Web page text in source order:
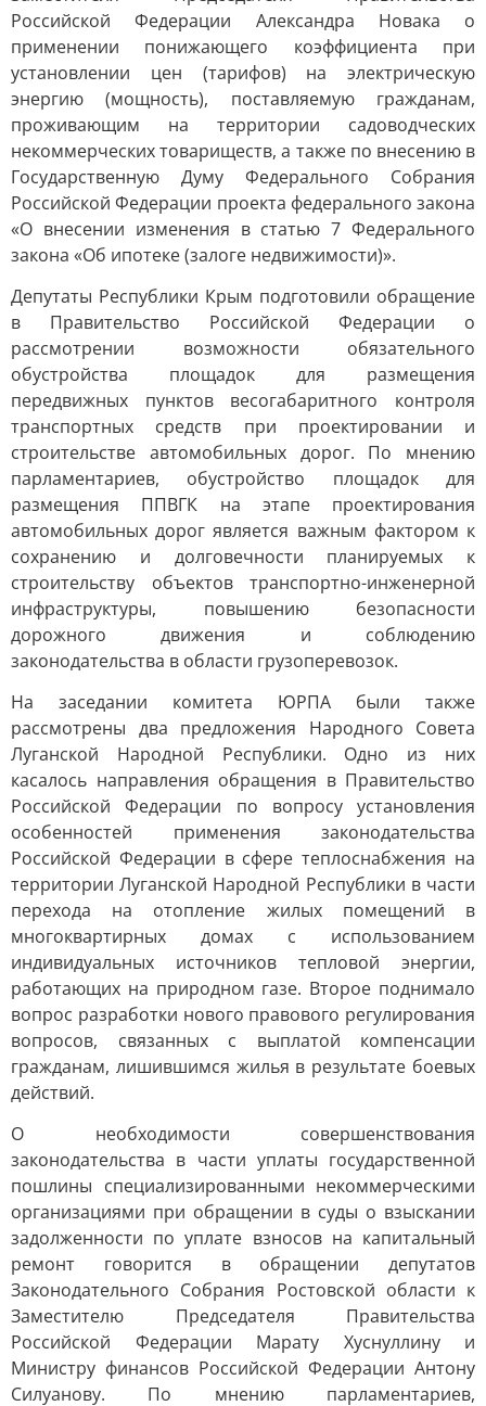
Российской Федерации Александра Новака о
применении понижающего коэффициента при
установлении цен (тарифов) на электрическую
энергию (мощность), поставляемую гражданам,
проживающим на территории садоводческих
некоммерческих товариществ, а также по внесению в
Государственную Думу Федерального Собрания
Российской Федерации проекта федерального закона
«О внесении изменения в статью 7 Федерального
закона «Об ипотеке (залоге недвижимости)».
Депутаты Республики Крым подготовили обращение
в Правительство Российской Федерации о
рассмотрении возможности обязательного
обустройства площадок для размещения
передвижных пунктов весогабаритного контроля
транспортных средств при проектировании и
строительстве автомобильных дорог. По мнению
парламентариев, обустройство площадок для
размещения ППВГК на этапе проектирования
автомобильных дорог является важным фактором к
сохранению и долговечности планируемых к
строительству объектов транспортно-инженерной
инфраструктуры, повышению безопасности
дорожного движения и соблюдению
законодательства в области грузоперевозок.
На заседании комитета ЮРПА были также
рассмотрены два предложения Народного Совета
Луганской Народной Республики. Одно из них
касалось направления обращения в Правительство
Российской Федерации по вопросу установления
особенностей применения законодательства
Российской Федерации в сфере теплоснабжения на
территории Луганской Народной Республики в части
перехода на отопление жилых помещений в
многоквартирных домах с использованием
индивидуальных источников тепловой энергии,
работающих на природном газе. Второе поднимало
вопрос разработки нового правового регулирования
вопросов, связанных с выплатой компенсации
гражданам, лишившимся жилья в результате боевых
действий.
О необходимости совершенствования
законодательства в части уплаты государственной
пошлины специализированными некоммерческими
организациями при обращении в суды о взыскании
задолженности по уплате взносов на капитальный
ремонт говорится в обращении депутатов
Законодательного Собрания Ростовской области к
Заместителю Председателя Правительства
Российской Федерации Марату Хуснуллину и
Министру финансов Российской Федерации Антону
Силуанову. По мнению парламентариев,